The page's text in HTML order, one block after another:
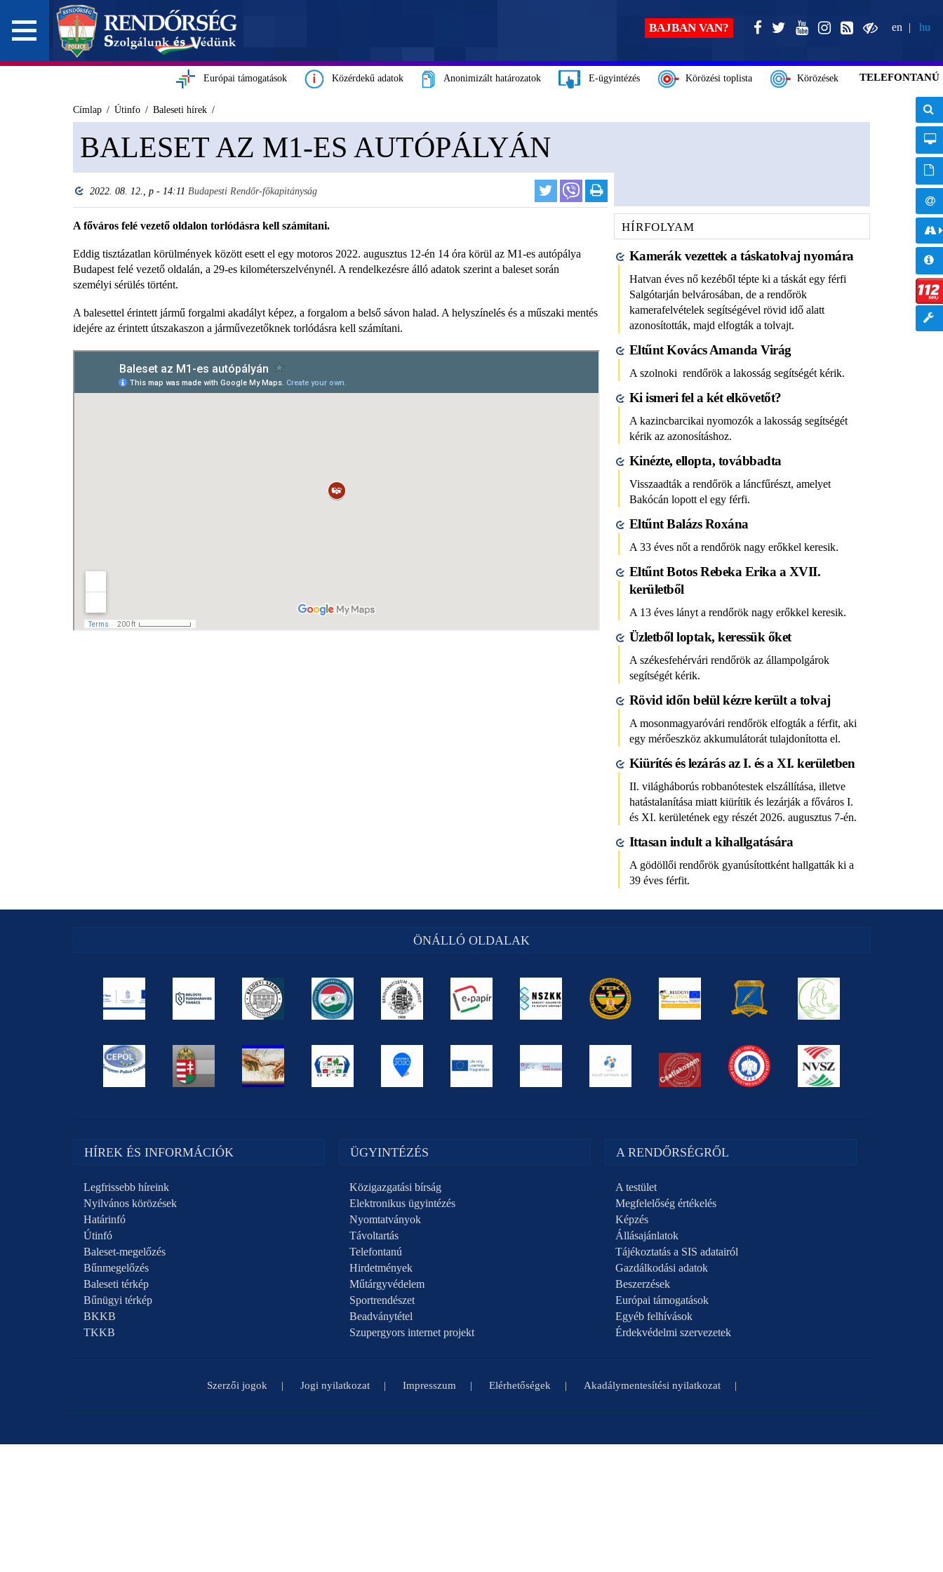
en hu
BAJBAN VAN?
Európai támogatások Közérdekű adatok Anonimizált határozatok E-ügyintézés Körözési toplista Körözések TELEFONTANÚ
Címlap Útinfo Baleseti hírek
BALESET AZ M1-ES AUTÓPÁLYÁN
2022. 08. 12., p - 14:11 Budapesti Rendőr-főkapitányság
A főváros felé vezető oldalon torlódásra kell számítani.
Eddig tisztázatlan körülmények között esett el egy motoros 2022. augusztus 12-én 14 óra körül az M1-es autópálya
Budapest felé vezető oldalán, a 29-es kilométerszelvénynél. A rendelkezésre álló adatok szerint a baleset során
személyi sérülés történt.
A balesettel érintett jármű forgalmi akadályt képez, a forgalom a belső sávon halad. A helyszínelés és a műszaki mentés
idejére az érintett útszakaszon a járművezetőknek torlódásra kell számítani.
HÍRFOLYAM
Kamerák vezettek a táskatolvaj nyomára
Hatvan éves nő kezéből tépte ki a táskát egy férfi
Salgótarján belvárosában, de a rendőrök
kamerafelvételek segítségével rövid idő alatt
azonosították, majd elfogták a tolvajt.
Eltűnt Kovács Amanda Virág
A szolnoki rendőrök a lakosság segítségét kérik.
Ki ismeri fel a két elkövetőt?
A kazincbarcikai nyomozók a lakosság segítségét
kérik az azonosításhoz.
Kinézte, ellopta, továbbadta
Visszaadták a rendőrök a láncfűrészt, amelyet
Bakócán lopott el egy férfi.
Eltűnt Balázs Roxána
A 33 éves nőt a rendőrök nagy erőkkel keresik.
Eltűnt Botos Rebeka Erika a XVII.
kerületből
A 13 éves lányt a rendőrök nagy erőkkel keresik.
Üzletből loptak, keressük őket
A székesfehérvári rendőrök az állampolgárok
segítségét kérik.
Rövid időn belül kézre került a tolvaj
A mosonmagyaróvári rendőrök elfogták a férfit, aki
egy mérőeszköz akkumulátorát tulajdonította el.
Kiürítés és lezárás az I. és a XI. kerületben
II. világháborús robbanótestek elszállítása, illetve
hatástalanítása miatt kiürítik és lezárják a főváros I.
és XI. kerületének egy részét 2026. augusztus 7-én.
Ittasan indult a kihallgatására
A gödöllői rendőrök gyanúsítottként hallgatták ki a
39 éves férfit.
ÖNÁLLÓ OLDALAK
HÍREK ÉS INFORMÁCIÓK
Legfrissebb híreink
Nyilvános körözések
Határinfó
Útinfó
Baleset-megelőzés
Bűnmegelőzés
Baleseti térkép
Bűnügyi térkép
BKKB
TKKB
ÜGYINTÉZÉS
Közigazgatási bírság
Elektronikus ügyintézés
Nyomtatványok
Távoltartás
Telefontanú
Hirdetmények
Műtárgyvédelem
Sportrendészet
Beadványtétel
Szupergyors internet projekt
A RENDŐRSÉGRŐL
A testület
Megfelelőség értékelés
Képzés
Állásajánlatok
Tájékoztatás a SIS adatairól
Gazdálkodási adatok
Beszerzések
Európai támogatások
Egyéb felhívások
Érdekvédelmi szervezetek
Szerzői jogok Jogi nyilatkozat Impresszum Elérhetőségek Akadálymentesítési nyilatkozat